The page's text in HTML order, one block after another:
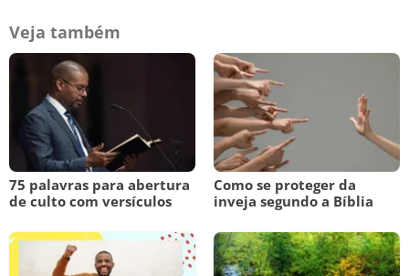
Veja também
75 palavras para abertura
de culto com versículos
Como se proteger da
inveja segundo a Bíblia